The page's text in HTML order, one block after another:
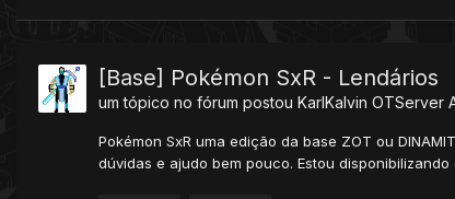
[Base] Pokémon SxR - Lendários
um tópico no fórum postou KarlKalvin OTServer
Pokémon SxR uma edição da base ZOT ou
dúvidas e ajudo bem pouco. Estou